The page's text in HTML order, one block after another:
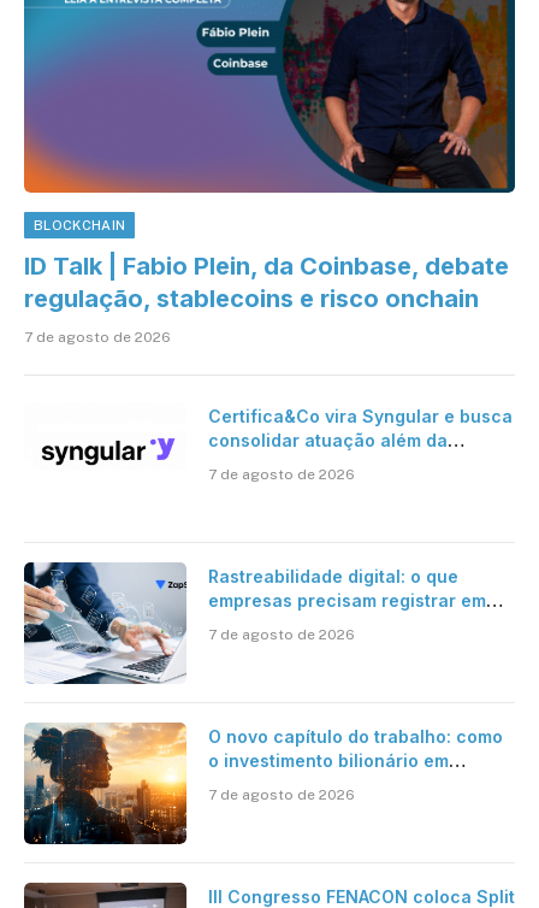
BLOCKCHAIN
ID Talk | Fabio Plein, da Coinbase, debate
regulação, stablecoins e risco onchain
7 de agosto de 2026
Certifica&Co vira Syngular e busca
consolidar atuação além da
7 de agosto de 2026
Rastreabilidade digital: o que
empresas precisam registrar em
7 de agosto de 2026
O novo capítulo do trabalho: como
o investimento bilionário em
verdadeira era da inteligência
7 de agosto de 2026
III Congresso FENACON coloca Split